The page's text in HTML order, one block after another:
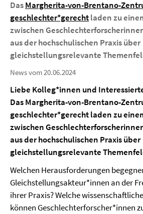
DasMargherita-von-Brentano-
geschlechter*gerechtladen zu
zwischen
aus der hochschulischen Praxis über
gleichstellungsrelevante
News vom 20.06.2024
Liebe Kolleg*innen und
Das Margherita-von-Brentano-
geschlechter*gerecht laden zu
zwischen
aus der hochschulischen Praxis über
gleichstellungsrelevante
Welchen Herausforderungen
Gleichstellungsakteur*innen an der
ihrer Praxis? Welche
können Geschlechterforscher*innen